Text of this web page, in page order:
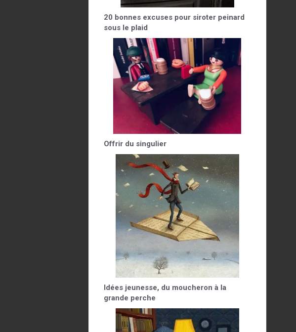
20 bonnes excuses pour siroter peinard
sous le plaid
Offrir du singulier
Idées jeunesse, du moucheron à la
grande perche